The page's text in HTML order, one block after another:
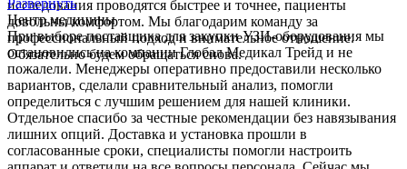
исследования проводятся быстрее и точнее, пациенты
довольны комфортом. Мы благодарим команду за
профессиональный подход и внимательное отношение.
Обязательно будем обращаться снова.
Развернуть
Центр медицины
При выборе поставщика для закупки УЗИ-оборудования мы
остановились на компании Глобал Медикал Трейд и не
пожалели. Менеджеры оперативно предоставили несколько
вариантов, сделали сравнительный анализ, помогли
определиться с лучшим решением для нашей клиники.
Отдельное спасибо за честные рекомендации без навязывания
лишних опций. Доставка и установка прошли в
согласованные сроки, специалисты помогли настроить